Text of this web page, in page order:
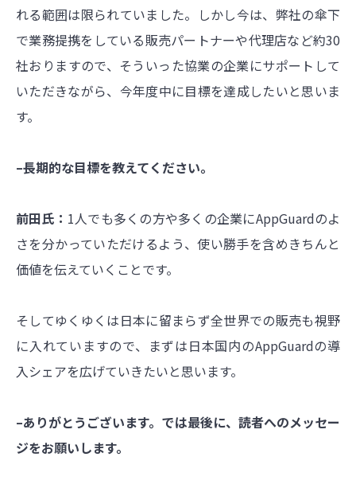
れる範囲は限られていました。しかし今は、弊社の傘下
で業務提携をしている販売パートナーや代理店など約30
社おりますので、そういった協業の企業にサポートして
いただきながら、今年度中に目標を達成したいと思いま
す。
–長期的な目標を教えてください。
前田氏： 1人でも多くの方や多くの企業にAppGuardのよ
さを分かっていただけるよう、使い勝手を含めきちんと
価値を伝えていくことです。
そしてゆくゆくは日本に留まらず全世界での販売も視野
に入れていますので、まずは日本国内のAppGuardの導
入シェアを広げていきたいと思います。
–ありがとうございます。では最後に、読者へのメッセー
ジをお願いします。